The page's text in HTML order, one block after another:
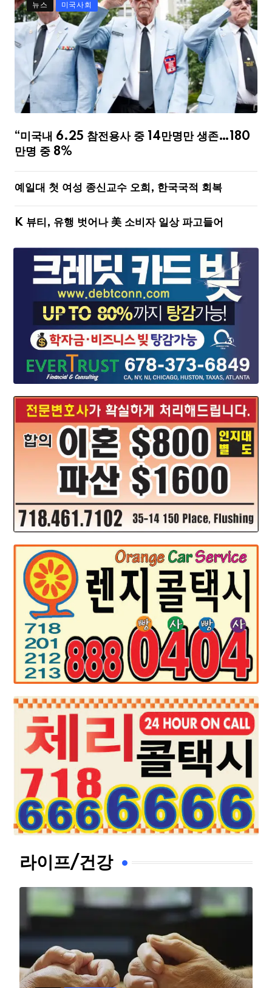
뉴스 미국사회
“미국내 6.25 참전용사 중 14만명만 생존…180
만명 중 8%
예일대 첫 여성 종신교수 오희, 한국국적 회복
K 뷰티, 유행 벗어나 美 소비자 일상 파고들어
라이프/건강